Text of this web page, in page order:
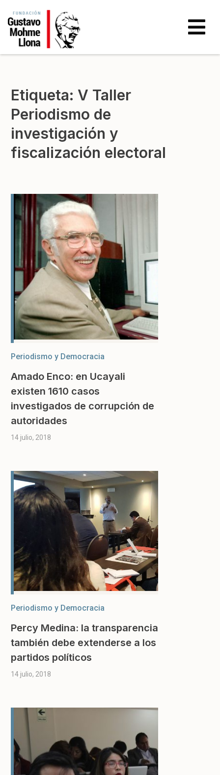
Etiqueta: V Taller
Periodismo de
investigación y
fiscalización electoral
Periodismo y Democracia
Amado Enco: en Ucayali
existen 1610 casos
investigados de corrupción de
autoridades
14 julio, 2018
Periodismo y Democracia
Percy Medina: la transparencia
también debe extenderse a los
partidos políticos
14 julio, 2018